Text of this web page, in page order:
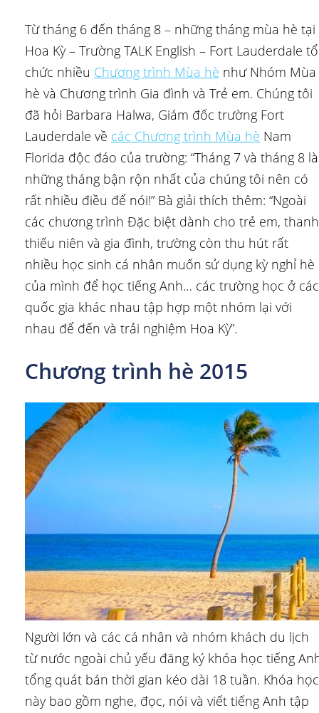
Từ tháng 6 đến tháng 8 – những tháng mùa hè tại
Hoa Kỳ – Trường TALK English – Fort Lauderdale tổ
chức nhiều Chương trình Mùa hè như Nhóm Mùa
hè và Chương trình Gia đình và Trẻ em. Chúng tôi
đã hỏi Barbara Halwa, Giám đốc trường Fort
Lauderdale về các Chương trình Mùa hè Nam
Florida độc đáo của trường: “Tháng 7 và tháng 8 là
những tháng bận rộn nhất của chúng tôi nên có
rất nhiều điều để nói!” Bà giải thích thêm: “Ngoài
các chương trình Đặc biệt dành cho trẻ em, thanh
thiếu niên và gia đình, trường còn thu hút rất
nhiều học sinh cá nhân muốn sử dụng kỳ nghỉ hè
của mình để học tiếng Anh… các trường học ở các
quốc gia khác nhau tập hợp một nhóm lại với
nhau để đến và trải nghiệm Hoa Kỳ”.
Chương trình hè 2015
Người lớn và các cá nhân và nhóm khách du lịch
từ nước ngoài chủ yếu đăng ký khóa học tiếng
tổng quát bán thời gian kéo dài 18 tuần. Khóa học
này bao gồm nghe, đọc, nói và viết tiếng Anh tập